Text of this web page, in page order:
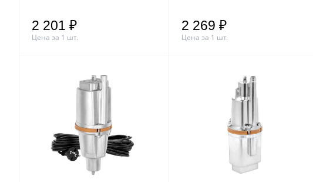
2 201 ₽
Цена за 1 шт.
2 269 ₽
Цена за 1 шт.